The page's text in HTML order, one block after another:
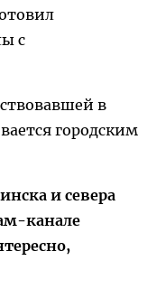
с
в
городским
и севера
канале